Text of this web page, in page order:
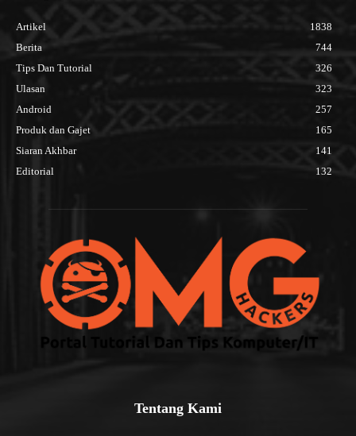
Artikel
1838
Berita
744
Tips Dan Tutorial
326
Ulasan
323
Android
257
Produk dan Gajet
165
Siaran Akhbar
141
Editorial
132
Tentang Kami